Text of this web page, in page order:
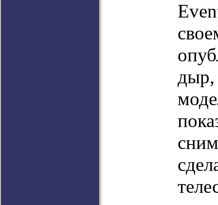
дыр,